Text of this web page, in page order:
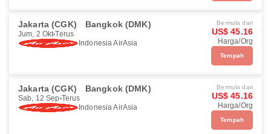
Jakarta (CGK) Bangkok (DMK)
Jum, 2 Okt Terus
Indonesia AirAsia
Bermula dari
US$ 45.16
Harga/Org
Tempah
Jakarta (CGK) Bangkok (DMK)
Sab, 12 Sep Terus
Indonesia AirAsia
Bermula dari
US$ 45.16
Harga/Org
Tempah